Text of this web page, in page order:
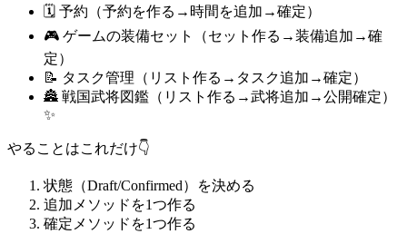
🗓️ 予約（予約を作る→時間を追加→確定）
🎮 ゲームの装備セット（セット作る→装備追加→確
定）
📝 タスク管理（リスト作る→タスク追加→確定）
🏯 戦国武将図鑑（リスト作る→武将追加→公開確定）
✨
やることはこれだけ👇
状態（Draft/Confirmed）を決める
追加メソッドを1つ作る
確定メソッドを1つ作る